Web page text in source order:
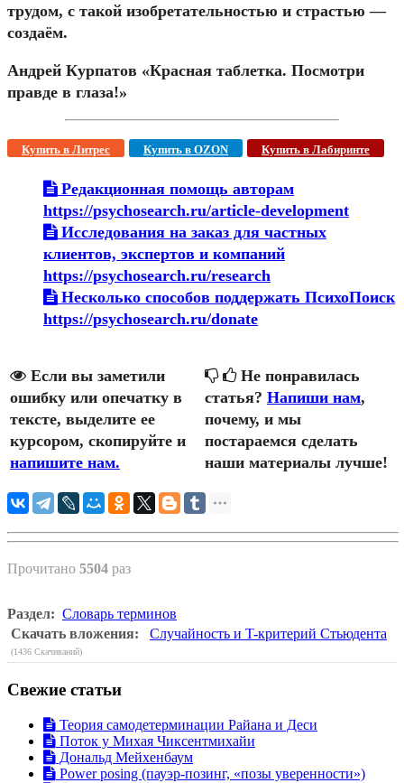
трудом, с такой изобретательностью и страстью —
создаём.
Андрей Курпатов «Красная таблетка. Посмотри
правде в глаза!»
Купить в Литрес Купить в OZON Купить в Лабиринте
Редакционная помощь авторам
https://psychosearch.ru/article-development
Исследования на заказ для частных
клиентов, экспертов и компаний
https://psychosearch.ru/research
Несколько способов поддержать ПсихоПоиск
https://psychosearch.ru/donate
Если вы заметили
ошибку или опечатку в
тексте, выделите ее
курсором, скопируйте и
напишите нам.
Не понравилась
статья? Напиши нам,
почему, и мы
постараемся сделать
наши материалы лучше!
Прочитано 5504 раз
Раздел: Словарь терминов
Скачать вложения:
Случайность и T-критерий Стьюдента
(1436 Скачиваний)
Свежие статьи
Теория самодетерминации Райана и Деси
Поток у Михая Чиксентмихайи
Дональд Мейхенбаум
Power posing (пауэр-позинг, «позы уверенности»)